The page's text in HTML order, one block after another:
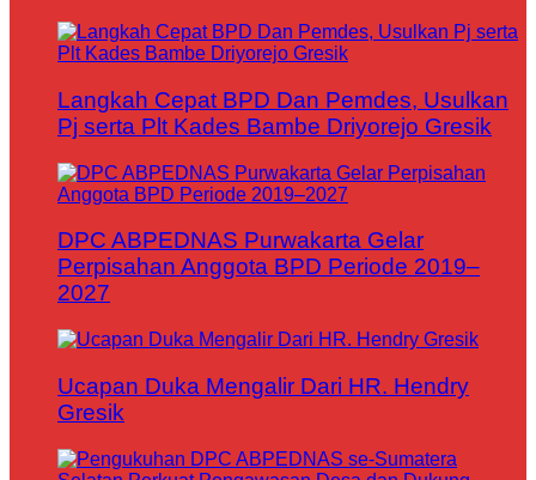
Langkah Cepat BPD Dan Pemdes, Usulkan
Pj serta Plt Kades Bambe Driyorejo Gresik
DPC ABPEDNAS Purwakarta Gelar
Perpisahan Anggota BPD Periode 2019–
2027
Ucapan Duka Mengalir Dari HR. Hendry
Gresik